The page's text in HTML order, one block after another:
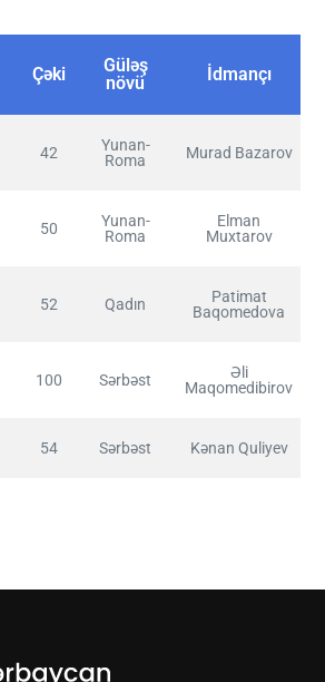
Çəki
Güləş
növü
İdmançı
42
Yunan-
Roma
Murad Bazarov
50
Yunan-
Roma
Elman
Muxtarov
52 Qadın
Patimat
Baqomedova
100 Sərbəst
Əli
Maqomedibirov
54 Sərbəst Kənan Quliyev